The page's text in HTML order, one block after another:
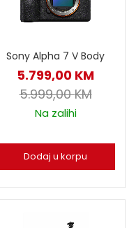
Sony Alpha 7 V Body
5.799,00 KM
5.999,00KM
Na zalihi
Dodaj u korpu